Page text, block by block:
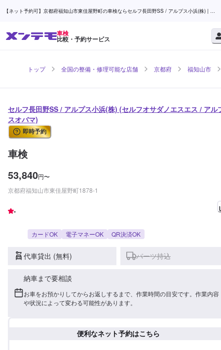
【ネット予約可】京都府福知山市東佳屋野町の車検ならセルフ長田野SS / アルプス小浜(株) | メ
車検
比較・予約サービス
トップ 全国の整備・修理可能な店舗 京都府 福知山市
セルフ長田野SS / アルプス小浜(株) (セルフオサダノエスエス / アル
スオバマ)
即時予約
車検
53,840円〜
京都府福知山市東佳屋野町1878-1
-
カードOK 電子マネーOK QR決済OK
代車貸出 (無料) パーツ持込
納車まで要相談
お車をお預かりしてからお返しするまで、作業時間の目安です。作業内容
や状況によって変わる可能性があります。
便利なネット予約はこちら